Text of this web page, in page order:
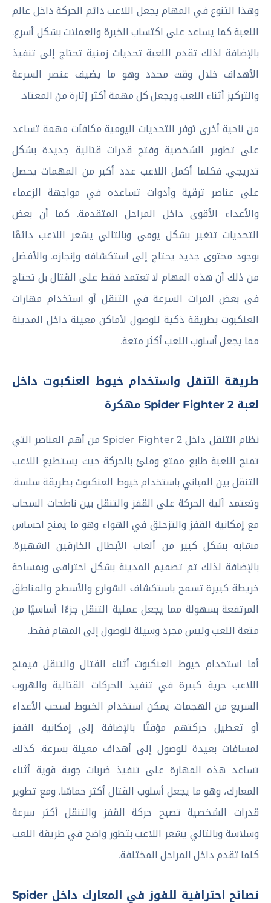
وهذا التنوع في المهام يجعل اللاعب دائم الحركة داخل عالم
اللعبة كما يساعد على اكتساب الخبرة والعملات بشكل أسرع.
بالإضافة لذلك تقدم اللعبة تحديات زمنية تحتاج إلى تنفيذ
الأهداف خلال وقت محدد وهو ما يضيف عنصر السرعة
والتركيز أثناء اللعب ويجعل كل مهمة أكثر إثارة من المعتاد.
من ناحية أخرى توفر التحديات اليومية مكافآت مهمة تساعد
على تطوير الشخصية وفتح قدرات قتالية جديدة بشكل
تدريجي. فكلما أكمل اللاعب عدد أكبر من المهمات يحصل
على عناصر ترقية وأدوات تساعده في مواجهة الزعماء
والأعداء الأقوى داخل المراحل المتقدمة. كما أن بعض
التحديات تتغير بشكل يومي وبالتالي يشعر اللاعب دائمًا
بوجود محتوى جديد يحتاج إلى استكشافه وإنجازه. والأفضل
من ذلك أن هذه المهام لا تعتمد فقط على القتال بل تحتاج
فى بعض المرات السرعة في التنقل أو استخدام مهارات
العنكبوت بطريقة ذكية للوصول لأماكن معينة داخل المدينة
مما يجعل أسلوب اللعب أكثر متعة.
طريقة التنقل واستخدام خيوط العنكبوت داخل
لعبة Spider Fighter 2 مهكرة
نظام التنقل داخل Spider Fighter 2 من أهم العناصر التي
تمنح اللعبة طابع ممتع وملئ بالحركة حيث يستطيع اللاعب
التنقل بين المباني باستخدام خيوط العنكبوت بطريقة سلسة.
وتعتمد آلية الحركة على القفز والتنقل بين ناطحات السحاب
مع إمكانية القفز والتزحلق في الهواء وهو ما يمنح احساس
مشابه بشكل كبير من ألعاب الأبطال الخارقين الشهيرة.
بالإضافة لذلك تم تصميم المدينة بشكل احترافى وبمساحة
خريطة كبيرة تسمح باستكشاف الشوارع والأسطح والمناطق
المرتفعة بسهولة مما يجعل عملية التنقل جزءًا أساسيًا من
متعة اللعب وليس مجرد وسيلة للوصول إلى المهام فقط.
أما استخدام خيوط العنكبوت أثناء القتال والتنقل فيمنح
اللاعب حرية كبيرة في تنفيذ الحركات القتالية والهروب
السريع من الهجمات. يمكن استخدام الخيوط لسحب الأعداء
أو تعطيل حركتهم مؤقتًا بالإضافة إلى إمكانية القفز
لمسافات بعيدة للوصول إلى أهداف معينة بسرعة. كذلك
تساعد هذه المهارة على تنفيذ ضربات جوية قوية أثناء
المعارك، وهو ما يجعل أسلوب القتال أكثر حماسًا. ومع تطوير
قدرات الشخصية تصبح حركة القفز والتنقل أكثر سرعة
وسلاسة وبالتالي يشعر اللاعب بتطور واضح في طريقة اللعب
كلما تقدم داخل المراحل المختلفة.
نصائح احترافية للفوز في المعارك داخل Spider